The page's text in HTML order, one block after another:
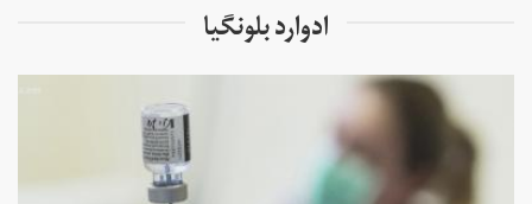
ادوارد بلونگیا